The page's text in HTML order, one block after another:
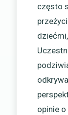
często
opinie